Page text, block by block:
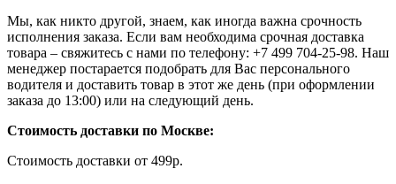
Мы, как никто другой, знаем, как иногда важна срочность
исполнения заказа. Если вам необходима срочная доставка
товара – свяжитесь с нами по телефону: +7 499 704-25-98. Наш
менеджер постарается подобрать для Вас персонального
водителя и доставить товар в этот же день (при оформлении
заказа до 13:00) или на следующий день.
Стоимость доставки по Москве:
Cтоимость доставки от 499р.